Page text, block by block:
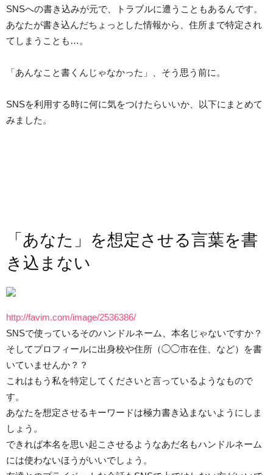
SNSへの書き込みが元で、トラブルに遭うこともあるんです。
あなたが書き込んだちょっとした情報から、住所まで特定され
てしまうことも…。
「あんなこと書くんじゃなかった」、そう思う前に。
SNSを利用する時に何に気をつけたらいいか、以下にまとめて
みました。
「あなた」を想定させる言葉を書
き込まない
http://favim.com/image/2536386/
SNSで使っているそのハンドルネーム、本名じゃないですか？
そしてプロフィールに出身校や住所（◯◯市在住、など）を書
いていませんか？？
これはもう私を特定してくださいと言っているようなもので
す。
あなたを想定させるキーワードは極力書き込まないようにしま
しょう。
できれば本名を思い起こさせるようなあだ名もハンドルネーム
には使わないほうがいいでしょう。